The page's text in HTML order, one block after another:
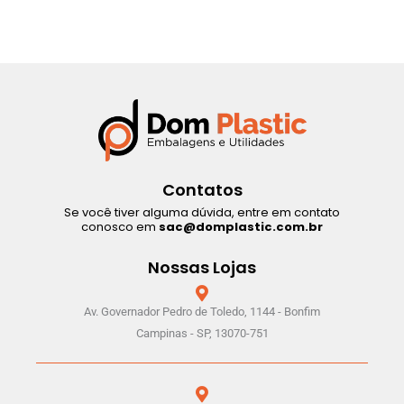
Contatos
Se você tiver alguma dúvida, entre em contato
conosco em sac@domplastic.com.br
Nossas Lojas
Av. Governador Pedro de Toledo, 1144 - Bonfim
Campinas - SP, 13070-751